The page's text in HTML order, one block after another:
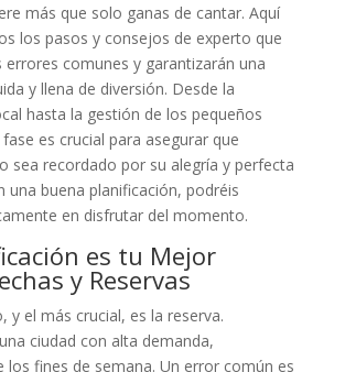
más que solo ganas de cantar. Aquí
los pasos y consejos de experto que
comunes y garantizarán una
y llena de diversión. Desde la
hasta la gestión de los pequeños
es crucial para asegurar que
sea recordado por su alegría y perfecta
una buena planificación, podréis
en disfrutar del momento.
es tu Mejor
y Reservas
y el más crucial, es la reserva.
ciudad con alta demanda,
los fines de semana. Un error común es